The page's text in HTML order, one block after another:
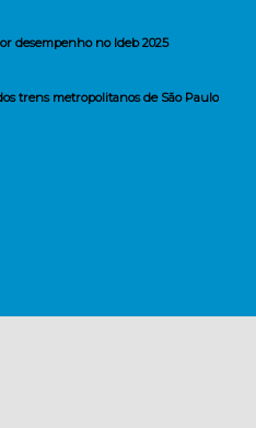
desempenho no Ideb 2025
trens metropolitanos de São Paulo